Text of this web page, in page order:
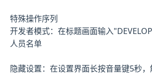
特殊操作序列
开发者模式：在标题画面输入
人员名单
隐藏设置：在设置界面长按音量键5秒